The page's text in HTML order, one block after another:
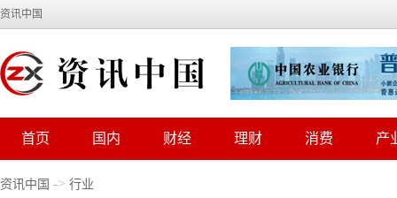
资讯中国
首页 国内 财经 理财 消费 产
资讯中国 -> 行业